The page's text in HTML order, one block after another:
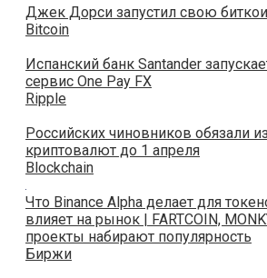
Джек Дорси запустил свою
Bitcoin
Испанский банк Santander
сервис One Pay FX
Ripple
Российских чиновников обязали
криптовалют до 1 апреля
Blockchain
Что Binance Alpha делает для
влияет на рынок | FARTCOIN,
проекты набирают популярность
Биржи